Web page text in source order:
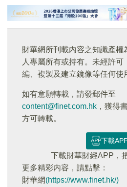
財華網所刊載內容之知識產權
人專屬所有或持有。未經許
編、複製及建立鏡像等任何使
如有意願轉載，請發郵件至
content@finet.com.hk ，獲得
方可轉載。
下載
下載財華財經APP，
更多精彩内容，請點擊：
財華網(https://www.finet.hk/)